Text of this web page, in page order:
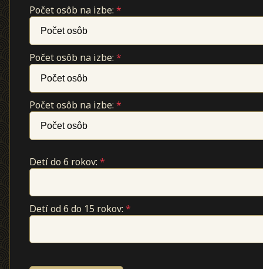
Počet osôb na izbe:*
Počet osôb na izbe:*
Počet osôb na izbe:*
Detí do 6 rokov:*
Detí od 6 do 15 rokov:*